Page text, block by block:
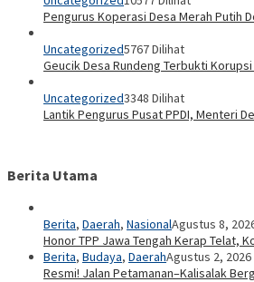
Pengurus Koperasi Desa Merah Putih
Uncategorized5767 Dilihat
Geucik Desa Rundeng Terbukti
Uncategorized3348 Dilihat
Lantik Pengurus Pusat PPDI, Menteri
Berita Utama
Berita, Daerah, NasionalAgustus 8,
Honor TPP Jawa Tengah Kerap Telat,
Berita, Budaya, DaerahAgustus 2, 2026
Resmi! Jalan Petamanan–Kalisalak